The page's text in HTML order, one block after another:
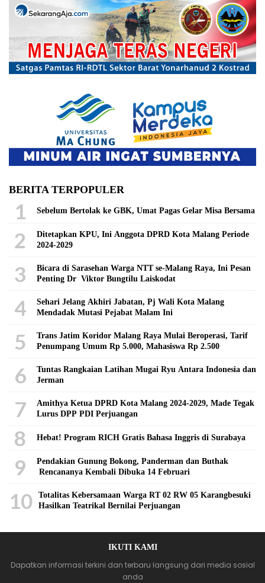
BERITA TERPOPULER
1 Sebelum Bertolak ke GBK, Umat Pagas Gelar Misa Bersama
2
Ditetapkan KPU, Ini Anggota DPRD Kota Malang Periode
2024-2029
3
Bicara di Sarasehan Warga NTT se-Malang Raya, Ini Pesan
Penting Dr Viktor Bungtilu Laiskodat
4
Sehari Jelang Akhiri Jabatan, Pj Wali Kota Malang
Mendadak Mutasi Pejabat Malam Ini
5
Trans Jatim Koridor Malang Raya Mulai Beroperasi, Tarif
Penumpang Umum Rp 5.000, Mahasiswa Rp 2.500
6
Tuntas Rangkaian Latihan Mugai Ryu Antara Indonesia dan
Jerman
7
Amithya Ketua DPRD Kota Malang 2024-2029, Made Tegak
Lurus DPP PDI Perjuangan
8 Hebat! Program RICH Gratis Bahasa Inggris di Surabaya
9
Pendakian Gunung Bokong, Panderman dan Buthak
Rencananya Kembali Dibuka 14 Februari
10
Totalitas Kebersamaan Warga RT 02 RW 05 Karangbesuki
Hasilkan Teatrikal Bernilai Perjuangan
IKUTI KAMI
Dapatkan informasi terkini dan terbaru langsung dari media sosial
anda